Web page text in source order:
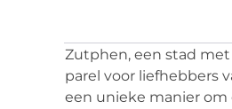
Zutphen, een stad
parel voor liefhebbers
een unieke manier om